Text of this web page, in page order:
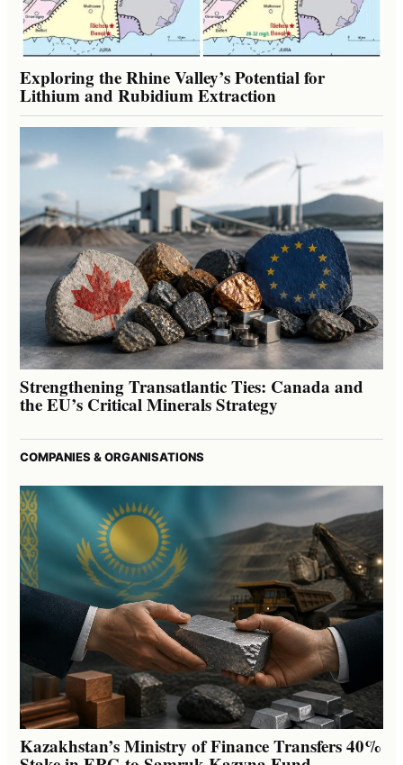
Exploring the Rhine Valley’s Potential for
Lithium and Rubidium Extraction
Strengthening Transatlantic Ties: Canada and
the EU’s Critical Minerals Strategy
COMPANIES & ORGANISATIONS
Kazakhstan’s Ministry of Finance Transfers 40%